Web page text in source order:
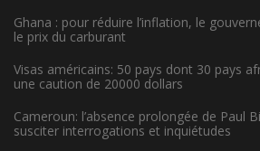
Ghana : pour réduire l’inflation, le
le prix du carburant
Visas américains: 50 pays dont 30 pays
une caution de 20000 dollars
Cameroun: l’absence prolongée de Paul
susciter interrogations et inquiétudes